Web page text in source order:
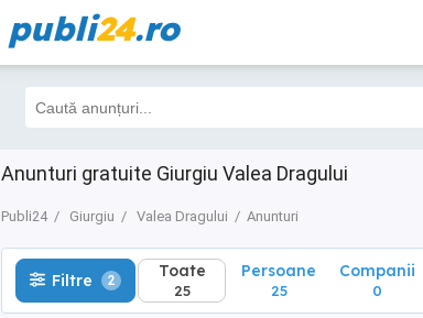
publi24.ro
Anunturi gratuite Giurgiu Valea Dragului
Publi24 Giurgiu Valea Dragului Anunturi
Filtre 2 Toate
25
Filtre 2 Toate
25
Persoane
25
Companii
0